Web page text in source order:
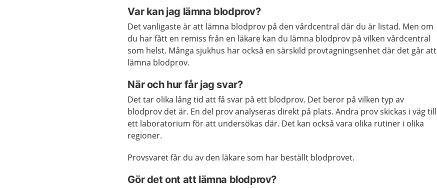
Var kan jag lämna blodprov?
Det vanligaste är att lämna blodprov på den vårdcentral där du är listad. Men om
du har fått en remiss från en läkare kan du lämna blodprov på vilken vårdcentral
som helst. Många sjukhus har också en särskild provtagningsenhet där det går att
lämna blodprov.
När och hur får jag svar?
Det tar olika lång tid att få svar på ett blodprov. Det beror på vilken typ av
blodprov det är. En del prov analyseras direkt på plats. Andra prov skickas i väg till
ett laboratorium för att undersökas där. Det kan också vara olika rutiner i olika
regioner.
Provsvaret får du av den läkare som har beställt blodprovet.
Gör det ont att lämna blodprov?